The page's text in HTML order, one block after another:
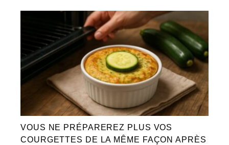
VOUS NE PRÉPAREREZ PLUS VOS
COURGETTES DE LA MÊME FAÇON APRÈS